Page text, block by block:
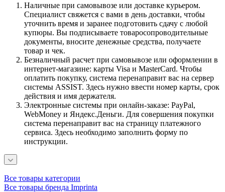
Наличные при самовывозе или доставке курьером.
Специалист свяжется с вами в день доставки, чтобы
уточнить время и заранее подготовить сдачу с любой
купюры. Вы подписываете товаросопроводительные
документы, вносите денежные средства, получаете
товар и чек.
Безналичный расчет при самовывозе или оформлении в
интернет-магазине: карты Visa и MasterCard. Чтобы
оплатить покупку, система перенаправит вас на сервер
системы ASSIST. Здесь нужно ввести номер карты, срок
действия и имя держателя.
Электронные системы при онлайн-заказе: PayPal,
WebMoney и Яндекс.Деньги. Для совершения покупки
система перенаправит вас на страницу платежного
сервиса. Здесь необходимо заполнить форму по
инструкции.
Все товары категории
Все товары бренда Imprinta